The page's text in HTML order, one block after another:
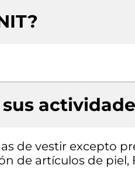
sus
de vestir excepto
de artículos de